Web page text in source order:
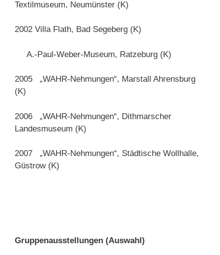
Textilmuseum, Neumünster (K)
2002 Villa Flath, Bad Segeberg (K)
A.-Paul-Weber-Museum, Ratzeburg (K)
2005 „WAHR-Nehmungen“, Marstall Ahrensburg
(K)
2006 „WAHR-Nehmungen“, Dithmarscher
Landesmuseum (K)
2007 „WAHR-Nehmungen“, Städtische Wollhalle,
Güstrow (K)
Gruppenausstellungen (Auswahl)